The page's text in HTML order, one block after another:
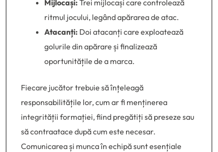
Mijlocași: Trei mijlocași care controlează
ritmul jocului, legând apărarea de atac.
Atacanți: Doi atacanți care exploatează
golurile din apărare și finalizează
oportunitățile de a marca.
Fiecare jucător trebuie să înțeleagă
responsabilitățile lor, cum ar fi menținerea
integrității formației, fiind pregătiți să preseze sau
să contraatace după cum este necesar.
Comunicarea și munca în echipă sunt esențiale